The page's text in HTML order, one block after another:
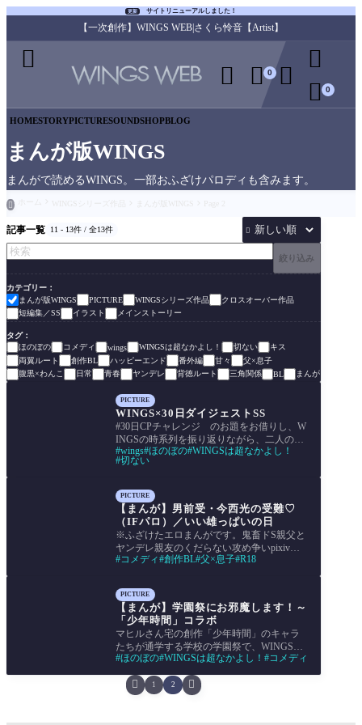
まんが版WINGS
まんがで読めるWINGS。一部おふざけパロディも含みます。
更新 サイトリニューアルしました！
【一次創作】WINGS WEB|さくら怜音【Artist】
HOMESTORYPICTURESOUNDSHOPBLOG
  0 

 0

 WINGSシリーズ作品 まんが版WINGS Page 2
記事一覧 11 - 13件 / 全13件 
絞り込み
カテゴリー
まんが版WINGS
PICTURE WINGSシリーズ作品
クロスオーバー作品
短編集／SS
イラスト メインストーリー
タグ
ほのぼの
コメディ wings WINGSは超なかよし！ 切ない
キス
両翼ルート
創作BL ハッピーエンド 番外編 甘々
父×息子
腹黒×わんこ
日常 青春 ヤンデレ 背徳ルート 三角関係 BL まんが
PICTURE
WINGS×30日ダイジェストSS
#30日CPチャレンジ のお題をお借りし、W
INGSの時系列を振り返りながら、二人の友
情から共依存、恋愛へとじわじわと変わっ
ていく様
wings ほのぼの WINGSは超なかよし！
切ない
PICTURE
【まんが】男前受・今西光の受難♡
（IFパロ）／いい雄っぱいの日
※ふざけたエロまんがです。鬼畜ドS親父と
ヤンデレ親友のくだらない攻め争いpixiv掲
載中（R18） 2018年11月8日いいおっぱいの
コメディ 創作BL 父×息子 R18
PICTURE
【まんが】学園祭にお邪魔します！～
「少年時間」コラボ
マヒルさん宅の創作「少年時間」のキャラ
たちが通学する学校の学園祭で、WINGSが
ゲスト出演するという、夢のコラボを果た
ほのぼの WINGSは超なかよし！ コメディ
 1 2 